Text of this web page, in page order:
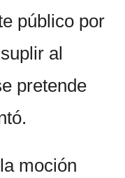
público por
al
pretende
moción